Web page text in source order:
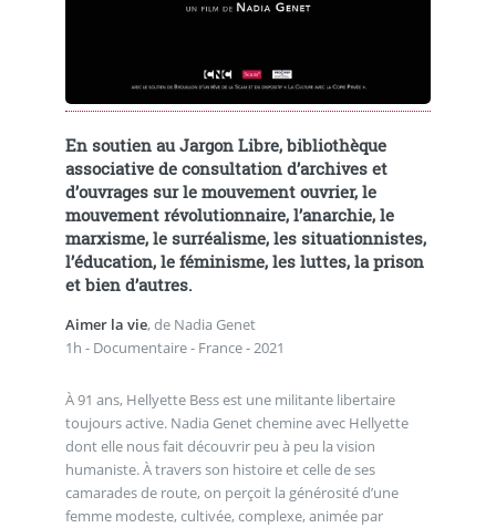
En soutien au Jargon Libre, bibliothèque
associative de consultation d’archives et
d’ouvrages sur le mouvement ouvrier, le
mouvement révolutionnaire, l’anarchie, le
marxisme, le surréalisme, les situationnistes,
l’éducation, le féminisme, les luttes, la prison
et bien d’autres.
Aimer la vie, de Nadia Genet
1h - Documentaire - France - 2021
À 91 ans, Hellyette Bess est une militante libertaire
toujours active. Nadia Genet chemine avec Hellyette
dont elle nous fait découvrir peu à peu la vision
humaniste. À travers son histoire et celle de ses
camarades de route, on perçoit la générosité d’une
femme modeste, cultivée, complexe, animée par